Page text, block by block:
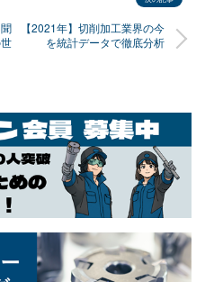
【2021年】切削加工業界の今
を統計データで徹底分析